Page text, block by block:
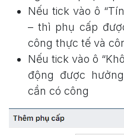
Nếu tick vào ô
– thì phụ cấp
công thực tế và
Nếu tick vào ô
động được
cần có công